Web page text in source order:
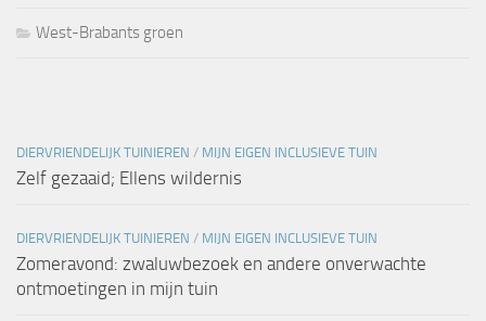
West-Brabants groen
DIERVRIENDELIJK TUINIEREN / MIJN EIGEN INCLUSIEVE TUIN
Zelf gezaaid; Ellens wildernis
DIERVRIENDELIJK TUINIEREN / MIJN EIGEN INCLUSIEVE TUIN
Zomeravond: zwaluwbezoek en andere onverwachte
ontmoetingen in mijn tuin